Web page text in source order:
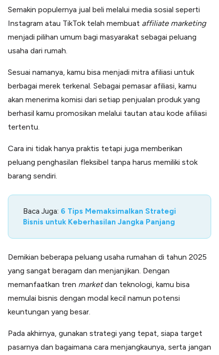
Semakin populernya jual beli melalui media sosial seperti
Instagram atau TikTok telah membuat affiliate marketing
menjadi pilihan umum bagi masyarakat sebagai peluang
usaha dari rumah.
Sesuai namanya, kamu bisa menjadi mitra afiliasi untuk
berbagai merek terkenal. Sebagai pemasar afiliasi, kamu
akan menerima komisi dari setiap penjualan produk yang
berhasil kamu promosikan melalui tautan atau kode afiliasi
tertentu.
Cara ini tidak hanya praktis tetapi juga memberikan
peluang penghasilan fleksibel tanpa harus memiliki stok
barang sendiri.
Baca Juga: 6 Tips Memaksimalkan Strategi
Bisnis untuk Keberhasilan Jangka Panjang
Demikian beberapa peluang usaha rumahan di tahun 2025
yang sangat beragam dan menjanjikan. Dengan
memanfaatkan tren marketdan teknologi, kamu bisa
memulai bisnis dengan modal kecil namun potensi
keuntungan yang besar.
Pada akhirnya, gunakan strategi yang tepat, siapa target
pasarnya dan bagaimana cara menjangkaunya, serta jangan